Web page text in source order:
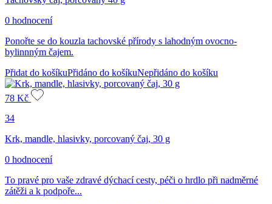
0 hodnocení
Ponořte se do kouzla tachovské přírody s lahodným ovocno-
bylinnným čajem.
Přidat do košíkuPřidáno do košíkuNepřidáno do košíku
78 Kč
34
Krk, mandle, hlasivky, porcovaný čaj, 30 g
0 hodnocení
To pravé pro vaše zdravé dýchací cesty, péči o hrdlo při nadměrné
zátěži a k podpoře...